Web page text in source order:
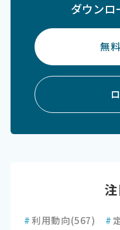
ダウンロ
無
#利用動向(567) #